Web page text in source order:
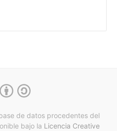
de datos procedentes del
bajo la Licencia Creative